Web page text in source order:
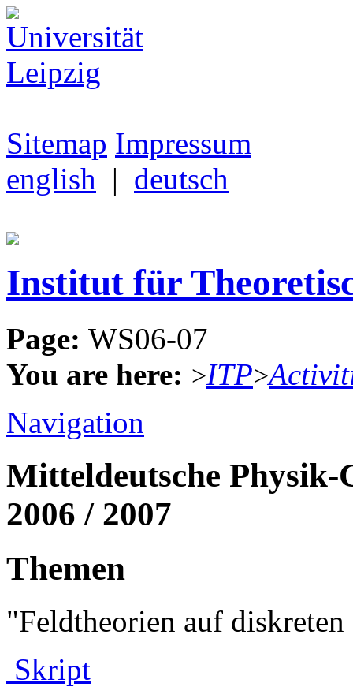
Sitemap Impressum
english | deutsch
Institut für
Page: WS06-07
You are here: >ITP>
Navigation
Mitteldeutsche Physik-
2006 / 2007
Themen
"Feldtheorien auf
Skript